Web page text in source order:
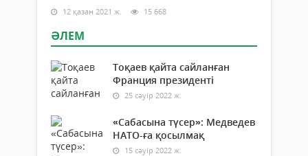
12 қазан 2021 ж. 15 668
ӘЛЕМ
Тоқаев қайта сайланған
Франция президенті
25 сәуір 2022 ж.
«Сабасына түсер»: Медведев
НАТО-ға қосылмақ
15 сәуір 2022 ж.